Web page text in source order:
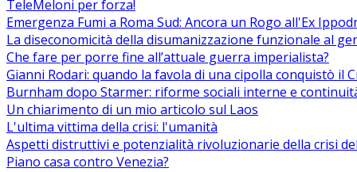
TeleMeloni per forza!
Emergenza Fumi a Roma Sud: Ancora un Rogo all'Ex
La diseconomicità della disumanizzazione funzionale al
Che fare per porre fine all’attuale guerra imperialista?
Gianni Rodari: quando la favola di una cipolla conquistò il
Burnham dopo Starmer: riforme sociali interne e
Un chiarimento di un mio articolo sul Laos
L'ultima vittima della crisi: l'umanità
Aspetti distruttivi e potenzialità rivoluzionarie della crisi
Piano casa contro Venezia?